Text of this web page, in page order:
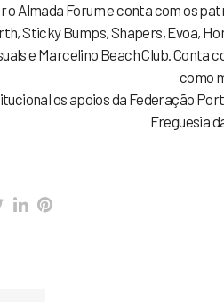
Almada Forum e conta com os
Sticky Bumps, Shapers, Evoa,
e Marcelino Beach Club. Conta
como
os apoios da Federação
Freguesia